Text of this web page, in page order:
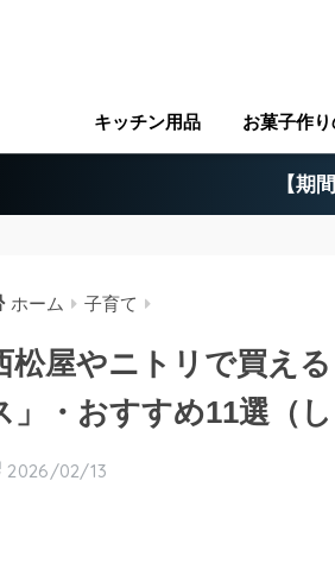
キッチン用品 お菓子作
【期
ホーム 子育て
松屋やニトリで買え
」・おすすめ11選（
2026/02/13